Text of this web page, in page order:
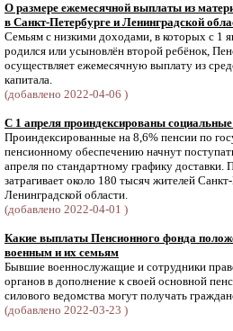
О размере ежемесячной выплаты из
в Санкт-Петербурге и Ленинградской
Семьям с низкими доходами, в которых с 1
родился или усыновлён второй ребёнок,
осуществляет ежемесячную выплату из
капитала.
(добавлено 2022-04-06 )
С 1 апреля проиндексированы социальные
Проиндексированные на 8,6% пенсии по
пенсионному обеспечению начнут
апреля по стандартному графику
затрагивает около 180 тысяч жителей
Ленинградской области.
(добавлено 2022-04-01 )
Какие выплаты Пенсионного фонда
военным и их семьям
Бывшие военнослужащие и сотрудники
органов в дополнение к своей основной
силового ведомства могут получать
(добавлено 2022-03-23 )